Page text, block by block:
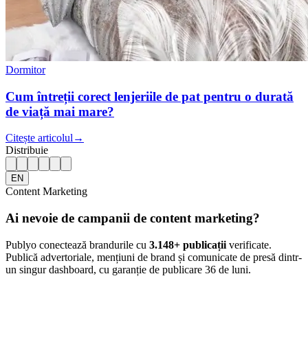
Dormitor
Cum întreții corect lenjeriile de pat pentru o durată
de viață mai mare?
Citește articolul →
Distribuie
EN
Content Marketing
Ai nevoie de campanii de content marketing?
Publyo conectează brandurile cu 3.148+ publicații verificate.
Publică advertoriale, mențiuni de brand și comunicate de presă dintr-
un singur dashboard, cu garanție de publicare 36 de luni.